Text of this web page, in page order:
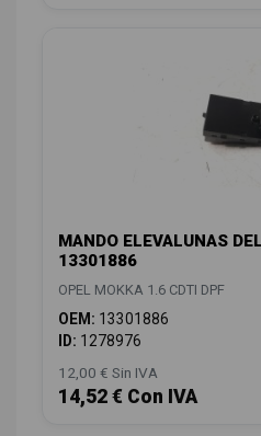
MANDO ELEVALUNAS
13301886
OPEL MOKKA 1.6 CDTI DPF
OEM: 13301886
ID: 1278976
12,00 € Sin IVA
14,52 € Con IVA